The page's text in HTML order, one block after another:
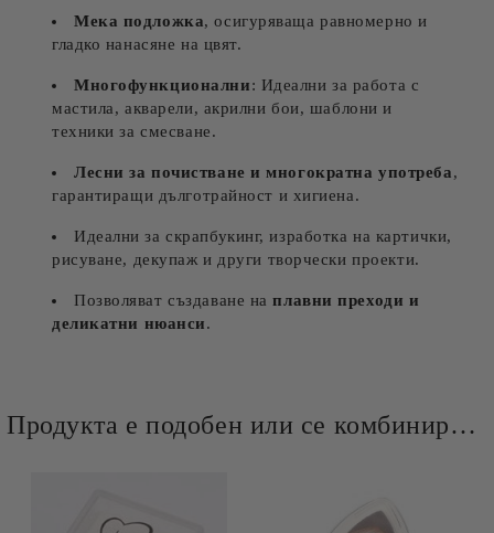
Мека подложка, осигуряваща равномерно и
гладко нанасяне на цвят.
Многофункционални: Идеални за работа с
мастила, акварели, акрилни бои, шаблони и
техники за смесване.
Лесни за почистване и многократна употреба,
гарантиращи дълготрайност и хигиена.
Идеални за скрапбукинг, изработка на картички,
рисуване, декупаж и други творчески проекти.
Позволяват създаване наплавни преходи и
деликатни нюанси.
Продукта е подобен или се комбинира добре и със следните продукти :